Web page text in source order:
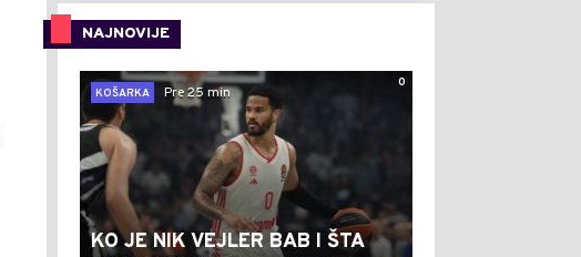
NAJNOVIJE
0
KOŠARKA
Pre 25 min
KO JE NIK VEJLER BAB I ŠTA